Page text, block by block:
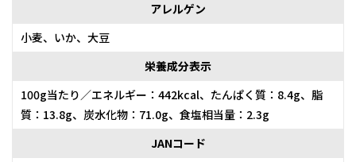
アレルゲン
小麦、いか、大豆
栄養成分表示
100g当たり／エネルギー：442kcal、たんぱく質：8.4g、脂
質：13.8g、炭水化物：71.0g、食塩相当量：2.3g
JANコード